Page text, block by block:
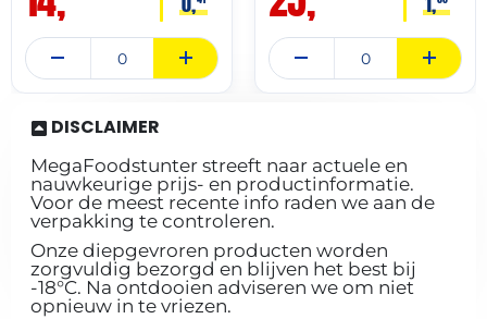
DISCLAIMER
MegaFoodstunter streeft naar actuele en
nauwkeurige prijs- en productinformatie.
Voor de meest recente info raden we aan de
verpakking te controleren.
Onze diepgevroren producten worden
zorgvuldig bezorgd en blijven het best bij
-18°C. Na ontdooien adviseren we om niet
opnieuw in te vriezen.